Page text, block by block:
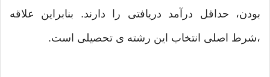
بودن، حداقل درآمد دریافتی را دارند. بنابراین علاقه
،شرط اصلی انتخاب این رشته ی تحصیلی است.